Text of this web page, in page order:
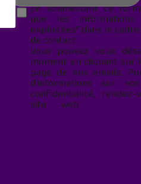
En soumettant ce
que les informations
exploitées* dans le
de contact.
Vous pouvez vous
moment en cliquant sur
page de nos emails.
d'informations sur
confidentialité,
site web